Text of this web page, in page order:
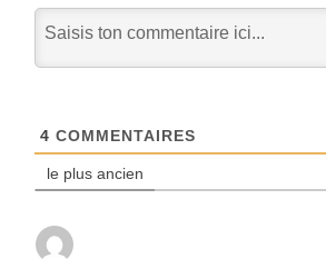
4 COMMENTAIRES
le plus ancien